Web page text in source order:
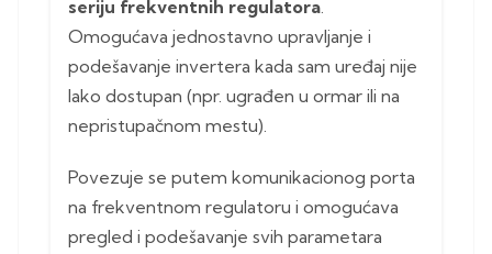
seriju frekventnih regulatora.
Omogućava jednostavno upravljanje i
podešavanje invertera kada sam uređaj nije
lako dostupan (npr. ugrađen u ormar ili na
nepristupačnom mestu).
Povezuje se putem komunikacionog porta
na frekventnom regulatoru i omogućava
pregled i podešavanje svih parametara